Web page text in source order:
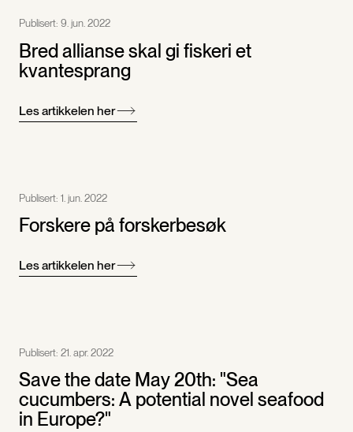
Publisert: 9. jun. 2022
Bred allianse skal gi fiskeri et
kvantesprang
Les artikkelen her
Publisert: 1. jun. 2022
Forskere på forskerbesøk
Les artikkelen her
Publisert: 21. apr. 2022
Save the date May 20th: "Sea
cucumbers: A potential novel seafood
in Europe?"